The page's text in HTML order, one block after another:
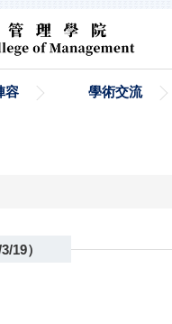
容 學術交流
19）